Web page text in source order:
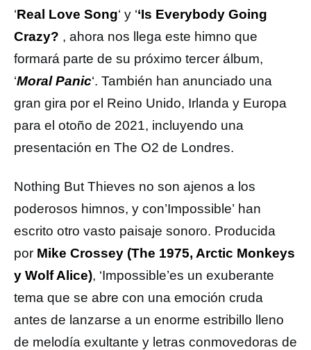
‘Real Love Song‘ y ‘‘Is Everybody Going
Crazy? , ahora nos llega este himno que
formará parte de su próximo tercer álbum,
‘Moral Panic‘. También han anunciado una
gran gira por el Reino Unido, Irlanda y Europa
para el otoño de 2021, incluyendo una
presentación en The O2 de Londres.
Nothing But Thieves no son ajenos a los
poderosos himnos, y con’Impossible’ han
escrito otro vasto paisaje sonoro. Producida
por Mike Crossey (The 1975, Arctic Monkeys
y Wolf Alice), ‘Impossible’es un exuberante
tema que se abre con una emoción cruda
antes de lanzarse a un enorme estribillo lleno
de melodía exultante y letras conmovedoras de